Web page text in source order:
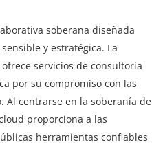
soberana diseñada
y estratégica. La
servicios de consultoría
por su compromiso con las
Al centrarse en la soberanía de
proporciona a las
herramientas confiables